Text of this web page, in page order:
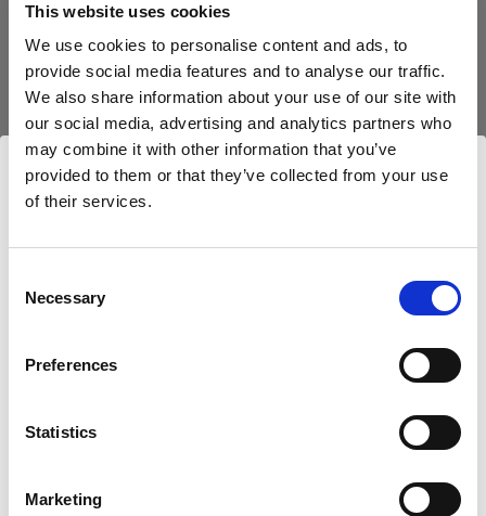
This website uses cookies
We use cookies to personalise content and ads, to
provide social media features and to analyse our traffic.
We also share information about your use of our site with
our social media, advertising and analytics partners who
may combine it with other information that you’ve
provided to them or that they’ve collected from your use
of their services.
Selection
Necessary
Preferences
Statistics
Marketing
Cyprus
Langue
Boîtes à lumière
OCF Softbox Octa